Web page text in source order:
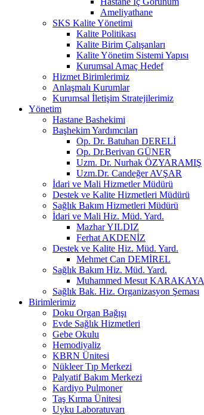
Ameliyathane
SKS Kalite Yönetimi
Kalite Politikası
Kalite Birim Çalışanları
Kalite Yönetim Sistemi Yapısı
Kurumsal Amaç Hedef
Hizmet Birimlerimiz
Anlaşmalı Kurumlar
Kurumsal İletişim Stratejilerimiz
Yönetim
Hastane Bashekimi
Başhekim Yardımcıları
Op. Dr. Batuhan DERELİ
Op. Dr.Berivan GÜNER
Uzm. Dr. Nurhak ÖZYARAMIŞ
Uzm.Dr. Candeğer AVŞAR
İdari ve Mali Hizmetler Müdürü
Destek ve Kalite Hizmetleri Müdürü
Sağlık Bakım Hizmetleri Müdürü
İdari ve Mali Hiz. Müd. Yard.
Mazhar YILDIZ
Ferhat AKDENİZ
Destek ve Kalite Hiz. Müd. Yard.
Mehmet Can DEMİREL
Sağlık Bakım Hiz. Müd. Yard.
Muhammed Mesut KARAKAYA
Sağlık Bak. Hiz. Organizasyon Şeması
Birimlerimiz
Doku Organ Bağışı
Evde Sağlık Hizmetleri
Gebe Okulu
Hemodiyaliz
KBRN Ünitesi
Nükleer Tıp Merkezi
Palyatif Bakım Merkezi
Kardiyo Pulmoner
Taş Kırma Ünitesi
Uyku Laboratuvarı